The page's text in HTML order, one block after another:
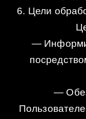
6. Цели
—
—